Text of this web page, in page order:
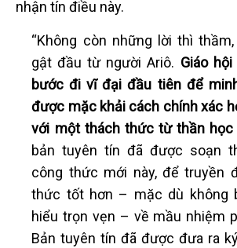
nhận tín điều này.
“Không còn những lời thì
gật đầu từ người Ariô. Giáo
bước đi vĩ đại đầu tiên để
được mặc khải cách chính xác
với một thách thức từ thần học
bản tuyên tín đã được soạn
công thức mới này, để truyền
thức tốt hơn – mặc dù không
hiểu trọn vẹn – về mầu nhiệm
Bản tuyên tín đã được đưa ra